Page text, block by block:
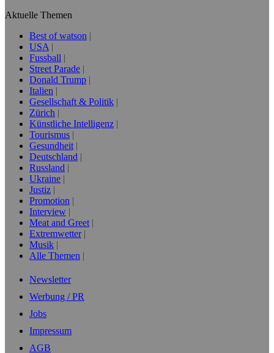
Aktuelle Themen
Best of watson
USA
Fussball
Street Parade
Donald Trump
Italien
Gesellschaft & Politik
Zürich
Künstliche Intelligenz
Tourismus
Gesundheit
Deutschland
Russland
Ukraine
Justiz
Promotion
Interview
Meat and Greet
Extremwetter
Musik
Alle Themen
Newsletter
Werbung / PR
Jobs
Impressum
AGB